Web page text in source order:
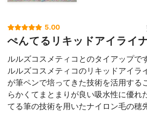
5.00
ぺんてるリキッドアイライ
ルルズコスメティコとのタイアップです
ルルズコスメティコのリキッドアイラ
が筆ペンで培ってきた技術を活用する
らかくてまとまりが良い吸水性に優れ
てる筆の技術を用いたナイロン毛の穂